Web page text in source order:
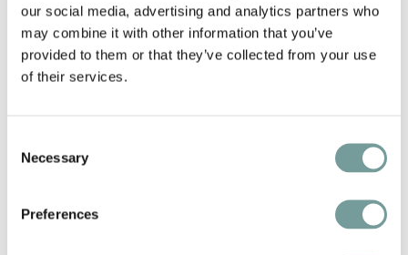
our social media, advertising and analytics partners who
may combine it with other information that you’ve
provided to them or that they’ve collected from your use
of their services.
Selection
Necessary
Preferences
sich kostenlos anund profitieren Sie sofort von den
Vorteilen.
Das QL Magazine 2026 ist ausschließlich in
€7.95